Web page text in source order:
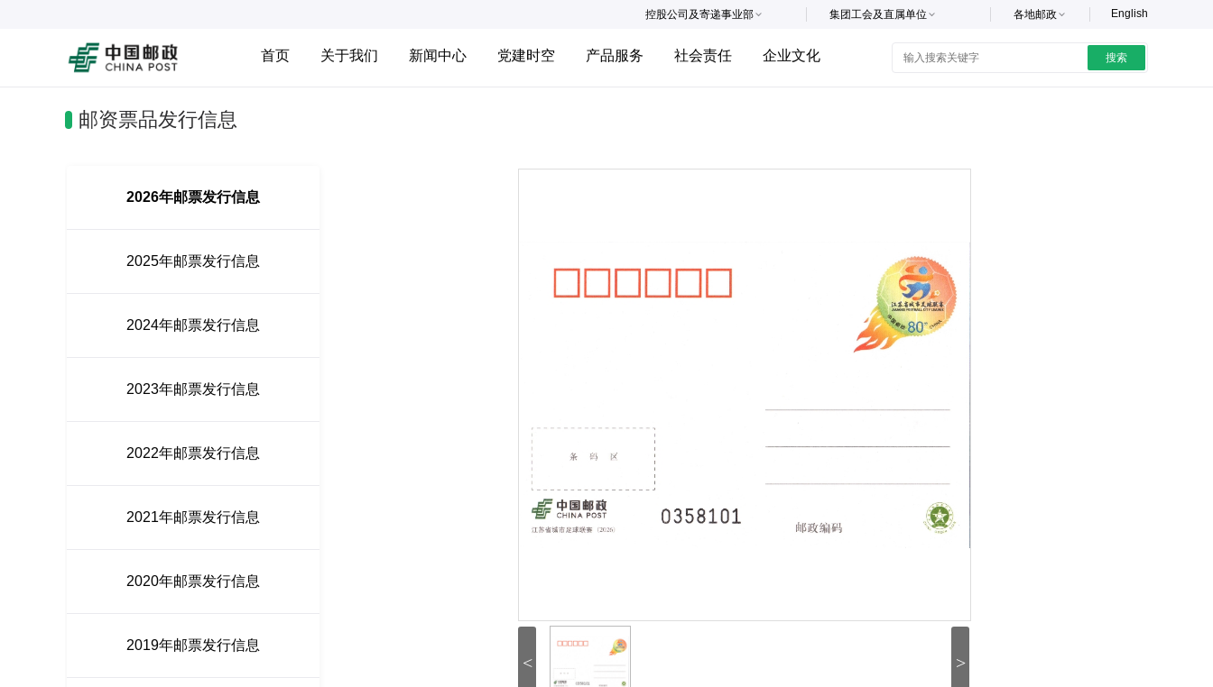
English
各地邮政
集团工会及直属单位
控股公司及寄递事业部
首页 关于我们 新闻中心 党建时空 产品服务 社会责任 企业文化 搜索
邮资票品发行信息
2026年邮票发行信息
2025年邮票发行信息
2024年邮票发行信息
2023年邮票发行信息
2022年邮票发行信息
2021年邮票发行信息
2020年邮票发行信息
2019年邮票发行信息
< >